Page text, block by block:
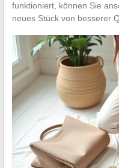
funktioniert, können Sie
neues Stück von besserer